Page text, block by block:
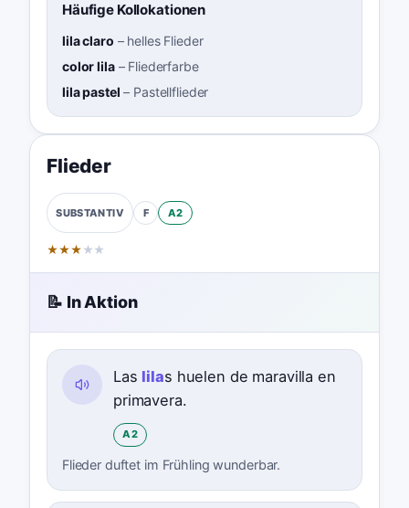
Häufige Kollokationen
lila claro – helles Flieder
color lila– Fliederfarbe
lila pastel – Pastellflieder
Flieder
SUBSTANTIV F A2
★★★ ★ ★
📝 In Aktion
Las lilas huelen de maravilla en
primavera.
A2
Flieder duftet im Frühling wunderbar.